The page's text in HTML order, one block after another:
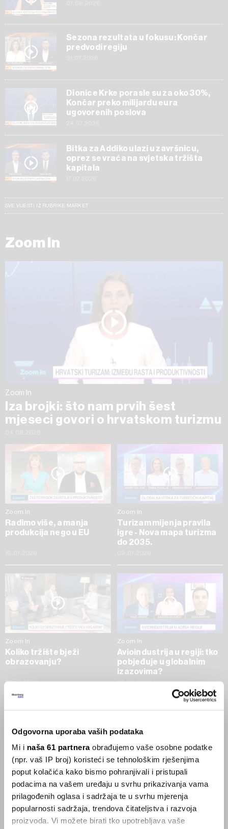
Odgovorna uporaba vaših podataka
Mi i naša 61 partneraobrađujemo vaše osobne podatke
(npr. vaš IP broj) koristeći se tehnološkim rješenjima
poput kolačića kako bismo pohranjivali i pristupali
podacima na vašem uređaju u svrhu prikazivanja vama
prilagođenih oglasa i sadržaja te u svrhu mjerenja
popularnosti sadržaja, trendova čitateljstva i razvoja
proizvoda. Vi možete birati tko upotrebljava vaše
Sezona rezultata u fokusu: Končar
predvodi regiju
Dionice Krke porasle su za oko 30%,
Končar preko milijardu eura
ugovorenih poslova
Bitka za Addiko ulazi u završnicu,
oprez se vraća na svjetska tržišta
kapitala
SVE VIJESTI IZ RUBRIKE MARKET
Zoom In
Zoom In
Iza brojki: što nam prvih šest
mjeseci govori o hrvatskom turizmu
Zoom In
Radimo više, a manja
produkcija nego u EU
Zoom In
Turizam mijenja pravila
igre - Nova mapa turizma
do 2035.
Zoom In
Koliko tržište bježi
obrazovanju?
02.07.2026
Zoom In
Avioindustrija u regiji: tko
pobjeđuje u globalnim
izazovima?
23.06.2026
SVE VIJESTI IZ RUBRIKE ZOOM IN
Businessweek Adria
Korisnici GLP-1 lijekova mršave,
ekonomija se deblja
Visok trošak selidbe kompanija iz Kine